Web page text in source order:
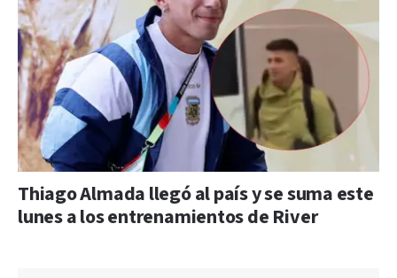
Thiago Almada llegó al país y se suma este
lunes a los entrenamientos de River